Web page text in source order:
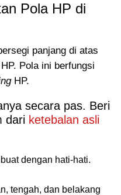
Pola HP di
panjang di atas
Pola ini berfungsi
HP.
secara pas. Beri
dari ketebalan asli
dengan hati-hati.
tengah, dan belakang